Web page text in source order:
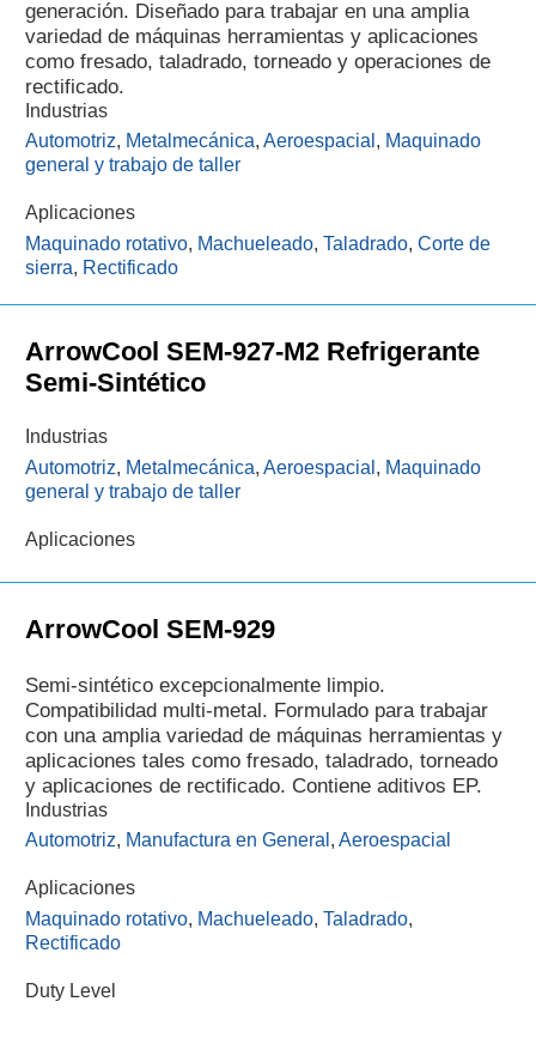
generación. Diseñado para trabajar en una amplia
variedad de máquinas herramientas y aplicaciones
como fresado, taladrado, torneado y operaciones de
rectificado.
Industrias
Automotriz, Metalmecánica, Aeroespacial , Maquinado
general y trabajo de taller
Aplicaciones
Maquinado rotativo, Machueleado, Taladrado, Corte de
sierra, Rectificado
ArrowCool SEM-927-M2 Refrigerante
Semi-Sintético
Industrias
Automotriz, Metalmecánica, Aeroespacial , Maquinado
general y trabajo de taller
Aplicaciones
ArrowCool SEM-929
Semi-sintético excepcionalmente limpio.
Compatibilidad multi-metal. Formulado para trabajar
con una amplia variedad de máquinas herramientas y
aplicaciones tales como fresado, taladrado, torneado
y aplicaciones de rectificado. Contiene aditivos EP.
Industrias
Automotriz, Manufactura en General , Aeroespacial
Aplicaciones
Maquinado rotativo, Machueleado, Taladrado,
Rectificado
Duty Level